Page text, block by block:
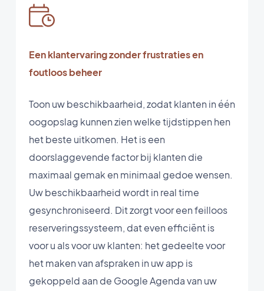
Een klantervaring zonder frustraties en
foutloos beheer
Toon uw beschikbaarheid, zodat klanten in één
oogopslag kunnen zien welke tijdstippen hen
het beste uitkomen. Het is een
doorslaggevende factor bij klanten die
maximaal gemak en minimaal gedoe wensen.
Uw beschikbaarheid wordt in real time
gesynchroniseerd. Dit zorgt voor een feilloos
reserveringssysteem, dat even efficiënt is
voor u als voor uw klanten: het gedeelte voor
het maken van afspraken in uw app is
gekoppeld aan de Google Agenda van uw